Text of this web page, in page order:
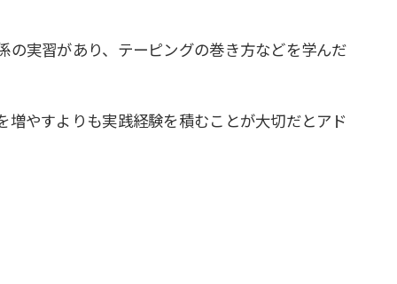
実習があり、テーピングの巻き方などを学んだ
やすよりも実践経験を積むことが大切だとアド